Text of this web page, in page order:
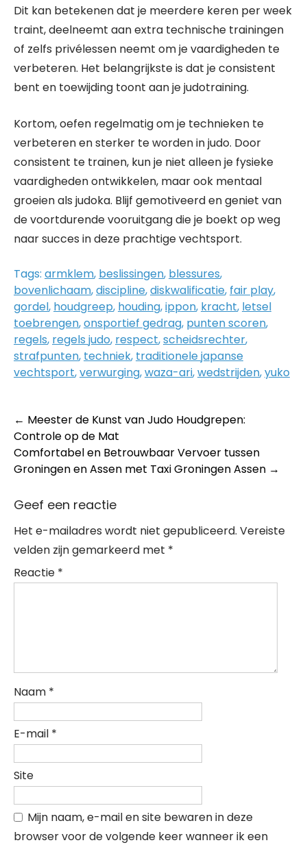
Dit kan betekenen dat je meerdere keren per week
traint, deelneemt aan extra technische trainingen
of zelfs privélessen neemt om je vaardigheden te
verbeteren. Het belangrijkste is dat je consistent
bent en toewijding toont aan je judotraining.
Kortom, oefen regelmatig om je technieken te
verbeteren en sterker te worden in judo. Door
consistent te trainen, kun je niet alleen je fysieke
vaardigheden ontwikkelen, maar ook mentaal
groeien als judoka. Blijf gemotiveerd en geniet van
de voortdurende vooruitgang die je boekt op weg
naar succes in deze prachtige vechtsport.
Tags: armklem, beslissingen, blessures,
bovenlichaam,discipline,diskwalificatie, fair play,
gordel, houdgreep, houding,ippon, kracht, letsel
toebrengen,onsportief gedrag, punten scoren,
regels, regels judo, respect,scheidsrechter,
strafpunten, techniek, traditionele japanse
vechtsport,verwurging,waza-ari,wedstrijden,yuko
Post
navigation
← Meester de Kunst van Judo Houdgrepen:
Controle op de Mat
Comfortabel en Betrouwbaar Vervoer tussen
Groningen en Assen met Taxi Groningen Assen →
Geef een reactie
Het e-mailadres wordt niet gepubliceerd. Vereiste
velden zijn gemarkeerd met *
Reactie *
Naam *
E-mail *
Site
Mijn naam, e-mail en site bewaren in deze
browser voor de volgende keer wanneer ik een